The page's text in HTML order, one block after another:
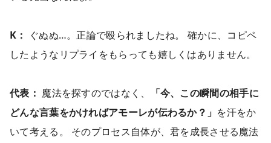
K：
ぐぬぬ…。正論で殴られましたね。 確かに、コピペ
したようなリプライをもらっても嬉しくはありません。
代表： 魔法を探すのではなく、
「今、この瞬間の相手に
どんな言葉をかければアモーレが伝わるか？」 を汗をか
いて考える。 そのプロセス自体が、君を成長させる魔法